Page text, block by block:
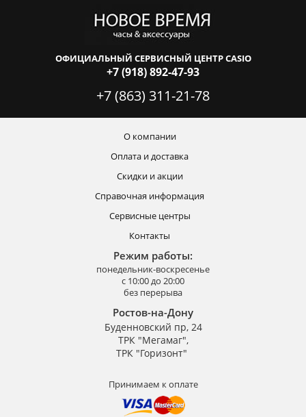
ОФИЦИАЛЬНЫЙ СЕРВИСНЫЙ ЦЕНТР CASIO
+7 (918) 892-47-93
+7 (863) 311-21-78
О компании
Оплата и доставка
Скидки и акции
Справочная информация
Сервисные центры
Контакты
Режим работы:
понедельник-воскресенье
с 10:00 до 20:00
без перерыва
Ростов-на-Дону
Буденновский пр, 24
ТРК "Мегамаг",
ТРК "Горизонт"
Принимаем к оплате